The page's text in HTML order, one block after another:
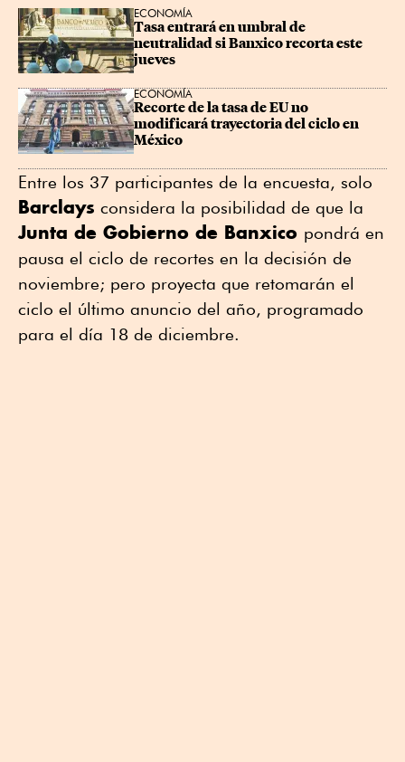
ECONOMÍA
Tasa entrará en umbral de
neutralidad si Banxico recorta este
jueves
ECONOMÍA
Recorte de la tasa de EU no
modificará trayectoria del ciclo en
México
Entre los 37 participantes de la encuesta, solo
Barclays considera la posibilidad de que la
Junta de Gobierno de Banxico pondrá en
pausa el ciclo de recortes en la decisión de
noviembre; pero proyecta que retomarán el
ciclo el último anuncio del año, programado
para el día 18 de diciembre.